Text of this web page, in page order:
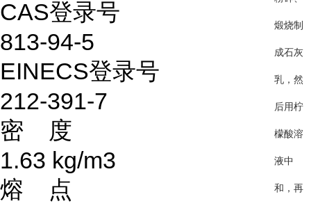
CAS登录号
813-94-5
EINECS登录号
212-391-7
密 度
1.63 kg/m3
熔 点
煅烧制
成石灰
乳，然
后用柠
檬酸溶
液中
和，再